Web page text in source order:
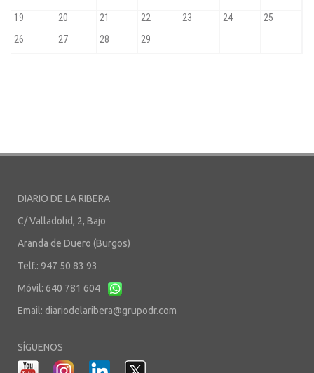
DIARIO DE LA RIBERA
C/ Valladolid, 2, Bajo
Aranda de Duero (Burgos)
Telf.: 947 50 83 93
Móvil: 640 781 604
Email: diariodelaribera@grupodr.com
SÍGUENOS